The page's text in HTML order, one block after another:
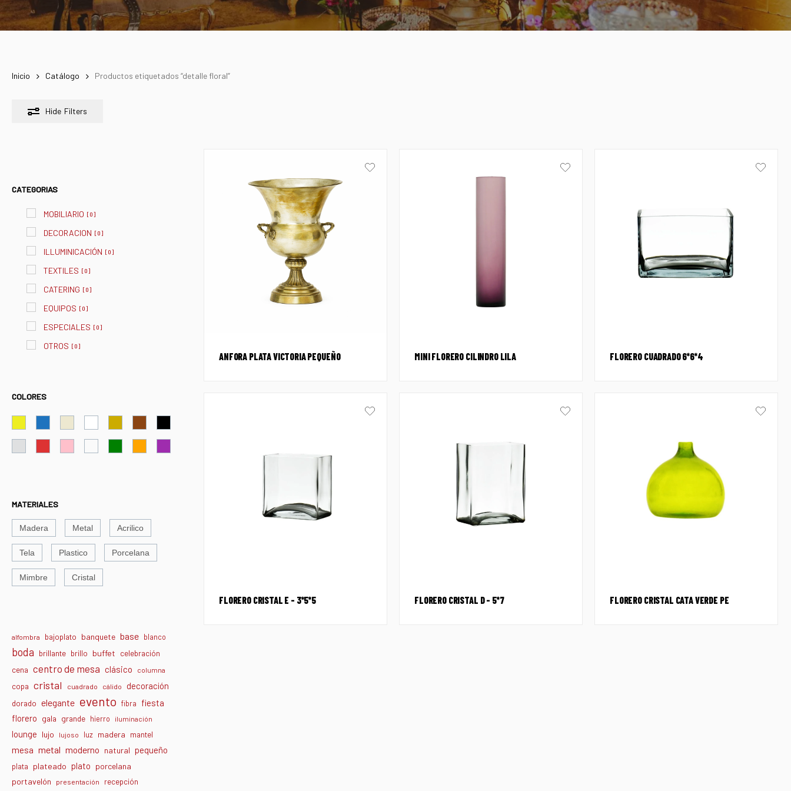
Inicio Catálogo Productos etiquetados “detalle floral”
Hide Filters
CATEGORIAS
MOBILIARIO [0]
DECORACION [0]
ILLUMINICACIÓN [0]
TEXTILES [0]
CATERING [0]
EQUIPOS [0]
ESPECIALES [0]
OTROS [0]
COLORES
MATERIALES
Madera Metal Acrilico
Tela Plastico Porcelana
Mimbre Cristal
alfombra bajoplato banquete base blanco
boda brillante brillo buffet celebración
cena centro de mesa clásico columna
copa cristal cuadrado cálido decoración
dorado elegante evento fibra fiesta
florero gala grande hierro iluminación
lounge lujo lujoso luz madera mantel
mesa metal moderno natural pequeño
plata plateado plato porcelana
portavelón
presentación recepción
ANFORA PLATA VICTORIA PEQUEÑO MINI FLORERO CILINDRO LILA FLORERO CUADRADO 6*6*4
FLORERO CRISTAL E – 3*5*5 FLORERO CRISTAL D – 5*7 FLORERO CRISTAL CATA VERDE PE